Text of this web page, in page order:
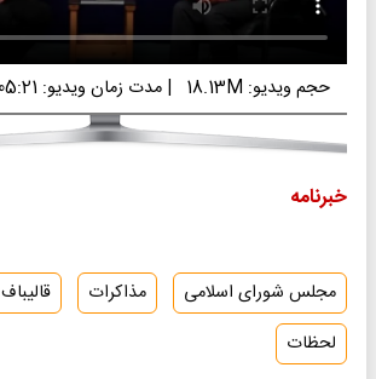
حجم ویدیو: 18.13M | مدت زمان ویدیو: 00:05:21
خبرنامه
مجلس شورای اسلامی مذاکرات قالیباف
لحظات